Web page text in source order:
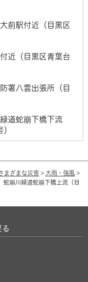
前駅付近（目黒区
近（目黒区青葉台
署八雲出張所（目
道蛇崩下橋下流
まざまな災害 > 大雨・強風 >
崩川緑道蛇崩下橋上流（目